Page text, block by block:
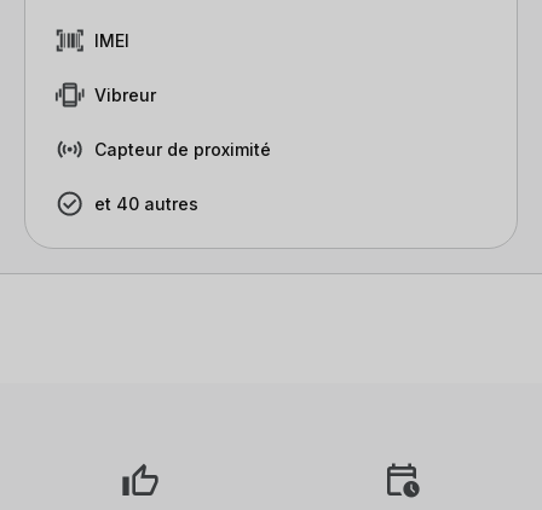
IMEI
Vibreur
Capteur de proximité
et 40 autres